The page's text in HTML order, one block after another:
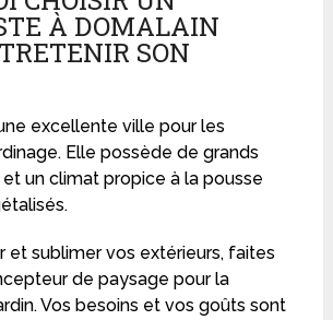
À DOMALAIN
SON
excellente ville pour les
Elle possède de grands
un climat propice à la pousse
et sublimer vos extérieurs, faites
de paysage pour la
Vos besoins et vos goûts sont